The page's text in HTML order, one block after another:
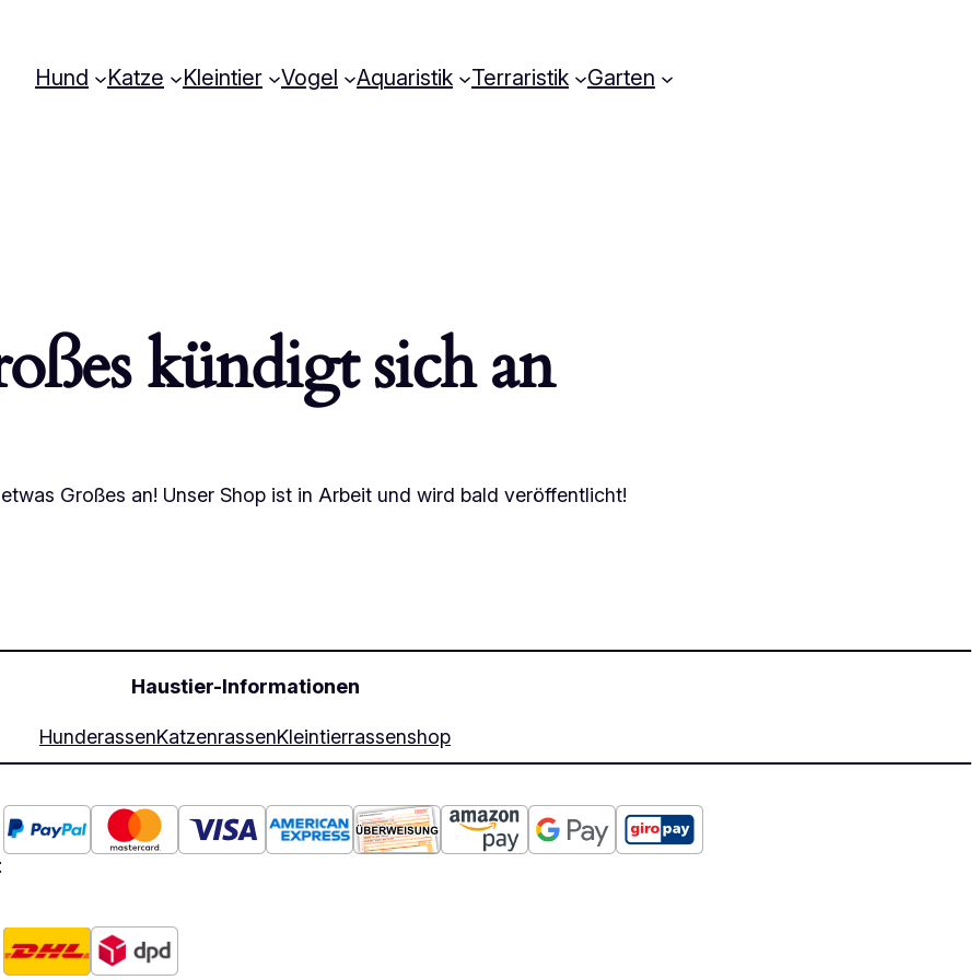
Hund Katze Kleintier Vogel Aquaristik Terraristik Garten
kündigt sich an
Großes an! Unser Shop ist in Arbeit und wird bald veröffentlicht!
Haustier-Informationen
HunderassenKatzenrassenKleintierrassenshop